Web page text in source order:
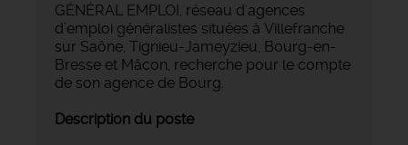
GÉNÉRAL EMPLOI, réseau d'agences
d’emploi généralistes situées à Villefranche
sur Saône, Tignieu-Jameyzieu, Bourg-en-
Bresse et Mâcon, recherche pour le compte
de son agence de Bourg.
Description du poste